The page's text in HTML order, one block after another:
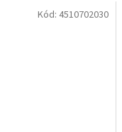
Kód: 4510702030